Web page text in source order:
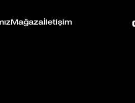
Mağaza İletişim